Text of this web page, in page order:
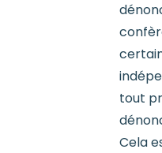
tout
Cela